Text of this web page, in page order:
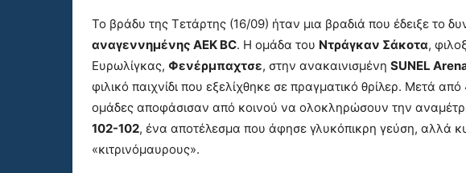
Το βράδυ της Τετάρτης (16/09) ήταν μια βραδιά που έδειξε το
αναγεννημένης ΑΕΚ BC. Η ομάδα του Ντράγκαν Σάκοτα,
Ευρωλίγκας, Φενέρμπαχτσε, στην ανακαινισμένη SUNEL
φιλικό παιχνίδι που εξελίχθηκε σε πραγματικό θρίλερ. Μετά
ομάδες αποφάσισαν από κοινού να ολοκληρώσουν την
102-102, ένα αποτέλεσμα που άφησε γλυκόπικρη γεύση, αλλά
«κιτρινόμαυρους».